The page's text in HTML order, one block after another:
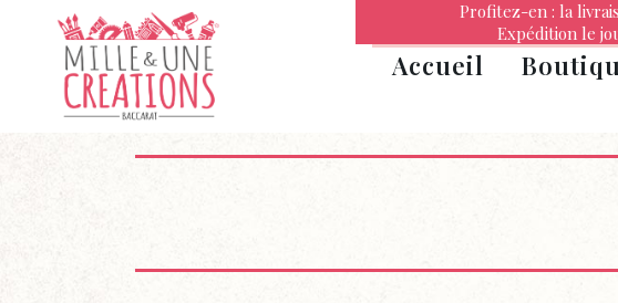
Accueil
Profitez-en : la
Expédition le